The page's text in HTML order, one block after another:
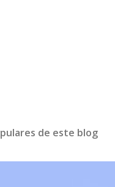
de este blog